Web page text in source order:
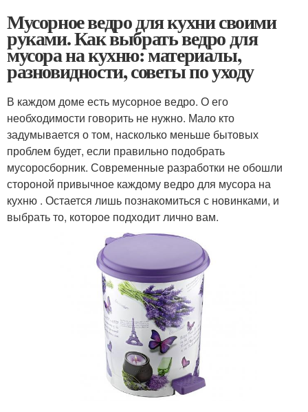
Мусорное ведро для кухни своими
руками. Как выбрать ведро для
мусора на кухню: материалы,
разновидности, советы по уходу
В каждом доме есть мусорное ведро. О его
необходимости говорить не нужно. Мало кто
задумывается о том, насколько меньше бытовых
проблем будет, если правильно подобрать
мусоросборник. Современные разработки не обошли
стороной привычное каждому ведро для мусора на
кухню . Остается лишь познакомиться с новинками, и
выбрать то, которое подходит лично вам.